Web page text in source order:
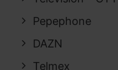
Pepephone
DAZN
Telmex